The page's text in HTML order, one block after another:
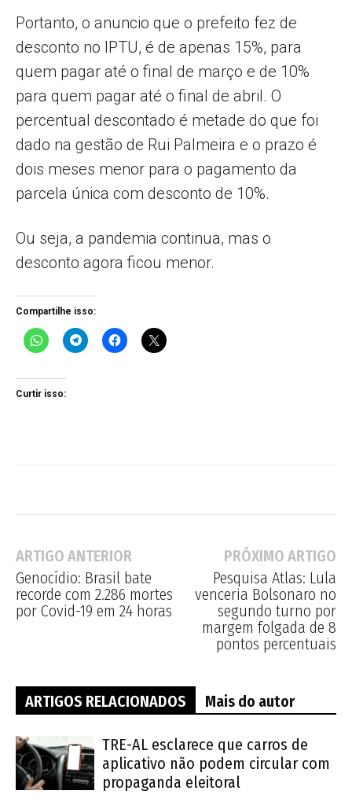
Portanto, o anuncio que o prefeito fez de
desconto no IPTU, é de apenas 15%, para
quem pagar até o final de março e de 10%
para quem pagar até o final de abril. O
percentual descontado é metade do que foi
dado na gestão de Rui Palmeira e o prazo é
dois meses menor para o pagamento da
parcela única com desconto de 10%.
Ou seja, a pandemia continua, mas o
desconto agora ficou menor.
Compartilhe isso:
Curtir isso:
ARTIGO ANTERIOR
Genocídio: Brasil bate
recorde com 2.286 mortes
por Covid-19 em 24 horas
PRÓXIMO ARTIGO
Pesquisa Atlas: Lula
venceria Bolsonaro no
segundo turno por
margem folgada de 8
pontos percentuais
ARTIGOS RELACIONADOS Mais do autor
TRE-AL esclarece que carros de
aplicativo não podem circular com
propaganda eleitoral